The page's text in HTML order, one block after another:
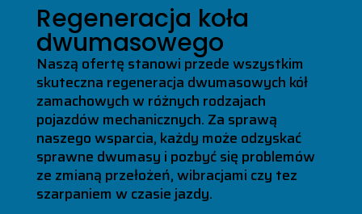
Regeneracja koła
dwumasowego
Naszą ofertę stanowi przede wszystkim
skuteczna regeneracja dwumasowych kół
zamachowych w różnych rodzajach
pojazdów mechanicznych. Za sprawą
naszego wsparcia, każdy może odzyskać
sprawne dwumasy i pozbyć się problemów
ze zmianą przełożeń, wibracjami czy tez
szarpaniem w czasie jazdy.